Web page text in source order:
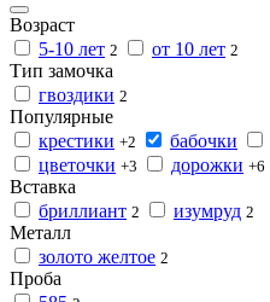
Возраст
5-10 лет 2 от 10 лет 2
Тип замочка
гвоздики 2
Популярные
крестики +2 бабочки
цветочки +3 дорожки +6
Вставка
бриллиант 2 изумруд 2
Металл
золото желтое 2
Проба